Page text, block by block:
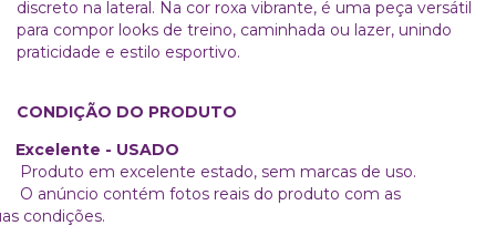
discreto na lateral. Na cor roxa vibrante, é uma peça versátil
para compor looks de treino, caminhada ou lazer, unindo
praticidade e estilo esportivo.
CONDIÇÃO DO PRODUTO
- USADO
em excelente estado, sem marcas de uso.
anúncio contém fotos reais do produto com as
condições.